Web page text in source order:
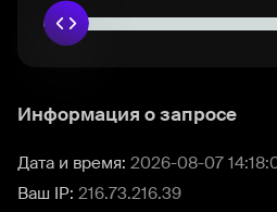
Информация о запросе
Дата и время: 2026-08-07
Ваш IP: 216.73.216.39